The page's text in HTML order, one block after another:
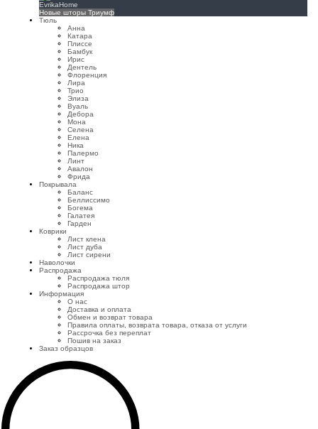
EvrikaHome
Новые шторы Триумф
Тюль
Анна
Катара
Плиссе
Бамбук
Ирис
Дентель
Флоренция
Лира
Трио
Элиза
Вуаль
Дебора
Мона
Селена
Елена
Ника
Палермо
Линт
Авалон
Фрида
Покрывала
Баланс
Беллиссимо
Богема
Галатея
Гарден
Коврики
Лист клена
Лист дуба
Лист сирени
Наволочки
Распродажа
Распродажа тюля
Распродажа штор
Информация
О нас
Доставка и оплата
Обмен и возврат товара
Правила оплаты, возврата товара, отказа от услуги
Рассрочка без переплат
Пошив на заказ
Заказ образцов